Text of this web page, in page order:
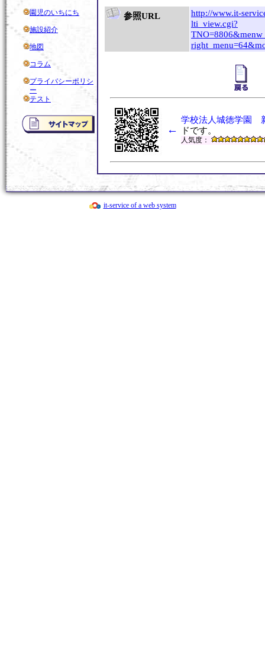
園児のいちにち
施設紹介
地図
コラム
プライバシーポリシ
ー
テスト
参照URL
http://www.it-
lti_view.cgi?
←
学校法人城徳学園
ドです。
人気度：
it-service of a web system